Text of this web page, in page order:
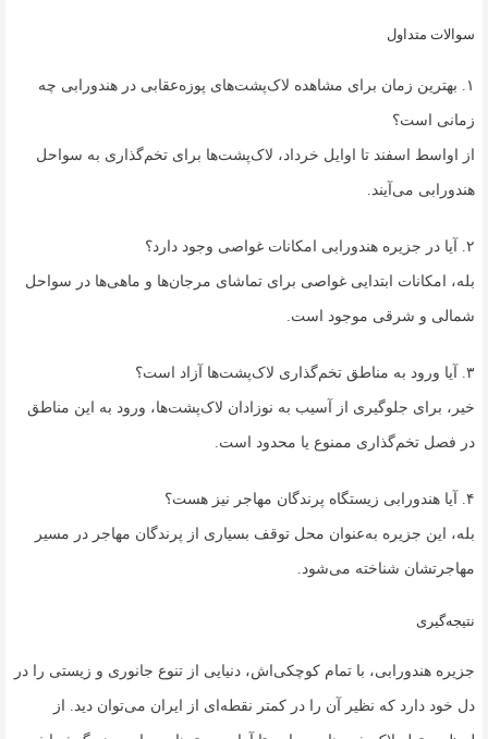
سوالات متداول
۱. بهترین زمان برای مشاهده لاک‌پشت‌های پوزه‌عقابی در هندورابی چه
زمانی است؟
از اواسط اسفند تا اوایل خرداد، لاک‌پشت‌ها برای تخم‌گذاری به سواحل
هندورابی می‌آیند.
۲. آیا در جزیره هندورابی امکانات غواصی وجود دارد؟
بله، امکانات ابتدایی غواصی برای تماشای مرجان‌ها و ماهی‌ها در سواحل
شمالی و شرقی موجود است.
۳. آیا ورود به مناطق تخم‌گذاری لاک‌پشت‌ها آزاد است؟
خیر، برای جلوگیری از آسیب به نوزادان لاک‌پشت‌ها، ورود به این مناطق
در فصل تخم‌گذاری ممنوع یا محدود است.
۴. آیا هندورابی زیستگاه پرندگان مهاجر نیز هست؟
بله، این جزیره به‌عنوان محل توقف بسیاری از پرندگان مهاجر در مسیر
مهاجرتشان شناخته می‌شود.
نتیجه‌گیری
جزیره هندورابی، با تمام کوچکی‌اش، دنیایی از تنوع جانوری و زیستی را در
دل خود دارد که نظیر آن را در کمتر نقطه‌ای از ایران می‌توان دید. از